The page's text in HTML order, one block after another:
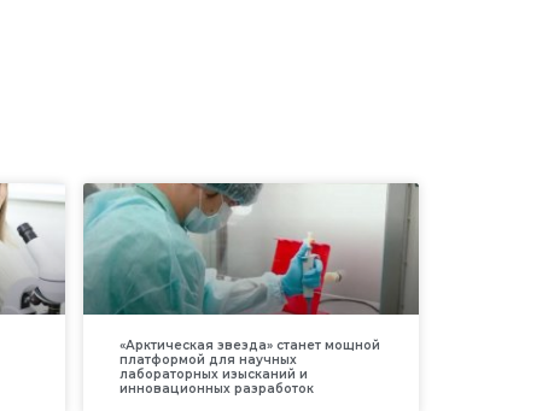
«Арктическая звезда» станет мощной
платформой для научных
лабораторных изысканий и
инновационных разработок